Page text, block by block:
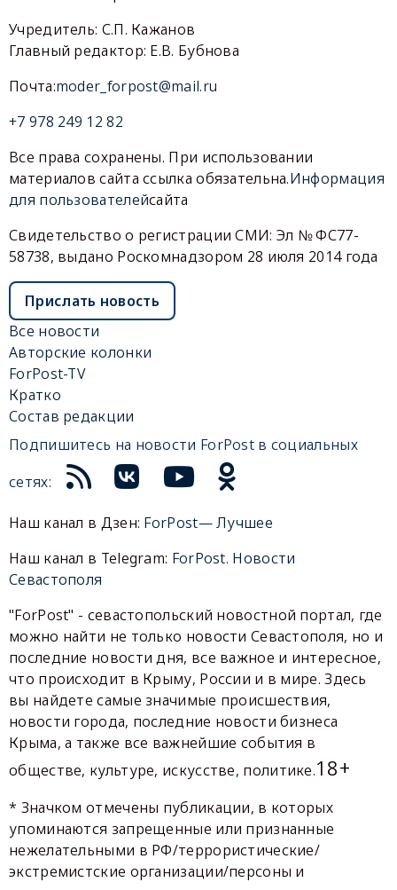
Учредитель: С.П. Кажанов
Главный редактор: Е.В. Бубнова
Почта:moder_forpost@mail.ru
+7 978 249 12 82
Все права сохранены. При использовании
материалов сайта ссылка обязательна.Информация
для пользователейсайта
Свидетельство о регистрации СМИ: Эл № ФС77-
58738, выдано Роскомнадзором 28 июля 2014 года
Прислать новость
Все новости
Авторские колонки
ForPost-TV
Кратко
Состав редакции
Подпишитесь на новости ForPost в социальных
сетях:
Наш канал в Дзен: ForPost— Лучшее
Наш канал в Telegram: ForPost. Новости
Севастополя
"ForPost" - севастопольский новостной портал, где
можно найти не только новости Севастополя, но и
последние новости дня, все важное и интересное,
что происходит в Крыму, России и в мире. Здесь
вы найдете самые значимые происшествия,
новости города, последние новости бизнеса
Крыма, а также все важнейшие события в
обществе, культуре, искусстве, политике.18+
* Значком отмечены публикации, в которых
упоминаются запрещенные или признанные
нежелательными в РФ/террористические/
экстремистские организации/персоны и